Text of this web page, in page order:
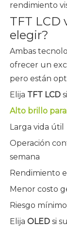
rendimiento
TFT LCD
elegir?
Ambas
ofrecer un
pero están
Elija TFT LCD
Alto brillo
Larga vida útil
Operación
semana
Rendimiento
Menor costo
Riesgo
Elija OLED si